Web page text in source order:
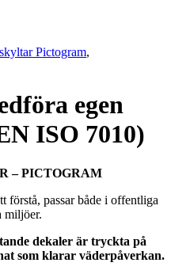
Pictogram,
egen
ISO 7010)
– PICTOGRAM
förstå, passar både i offentliga
miljöer.
dekaler är tryckta på
som klarar väderpåverkan.